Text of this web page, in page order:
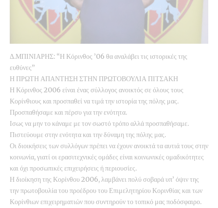
Δ.ΜΠΙΝΙΑΡΗΣ: “Η Κόρινθος ’06 θα αναλάβει τις ιστορικές της
ευθύνες”
Η ΠΡΩΤΗ ΑΠΑΝΤΗΣΗ ΣΤΗΝ ΠΡΩΤΟΒΟΥΛΙΑ ΠΙΤΣΑΚΗ
Η Κόρινθος 2006 είναι ένας σύλλογος ανοικτός σε όλους τους
Κορίνθιους και προσπαθεί να τιμά την ιστορία της πόλης μας.
Προσπαθήσαμε και πέρσυ για την ενότητα.
Ισως να μην το κάναμε με τον σωστό τρόπο αλλά προσπαθήσαμε.
Πιστεύουμε στην ενότητα και την δύναμη της πόλης μας.
Οι διοικήσεις των συλλόγων πρέπει να έχουν ανοικτά τα αυτιά τους στην
κοινωνία, γιατί οι ερασιτεχνικές ομάδες είναι κοινωνικές ομαδικότητες
και όχι προσωπικές επιχειρήσεις ή περιουσίες.
Η διοίκηση της Κορίνθου 2006, λαμβάνει πολύ σοβαρά υπ’ όψιν της
την πρωτοβουλία του προέδρου του Επιμελητηρίου Κορινθίας και των
Κορίνθιων επιχειρηματιών που συντηρούν το τοπικό μας ποδόσφαιρο.